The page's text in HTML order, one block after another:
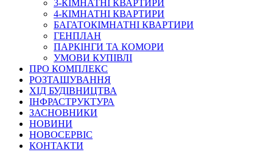
3-КІМНАТНІ КВАРТИРИ
4-КІМНАТНІ КВАРТИРИ
БАГАТОКІМНАТНІ КВАРТИРИ
ГЕНПЛАН
ПАРКІНГИ ТА КОМОРИ
УМОВИ КУПІВЛІ
ПРО КОМПЛЕКС
РОЗТАШУВАННЯ
ХІД БУДІВНИЦТВА
ІНФРАСТРУКТУРА
ЗАСНОВНИКИ
НОВИНИ
НОВОСЕРВІС
КОНТАКТИ